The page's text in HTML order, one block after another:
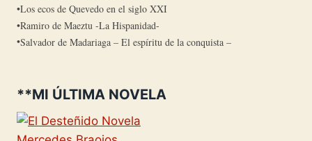
Los ecos de Quevedo en el siglo XXI
Ramiro de Maeztu -La Hispanidad-
Salvador de Madariaga – El espíritu de la conquista –
**MI ÚLTIMA NOVELA